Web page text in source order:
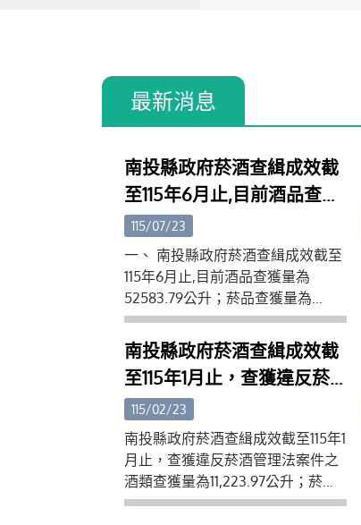
最新消息
南投縣政府菸酒查緝成效截
至115年6月止,目前酒品查獲
量為52583.79公升；菸品查
獲量為32712包。
115/07/23
一、 南投縣政府菸酒查緝成效截至
115年6月止,目前酒品查獲量為
52583.79公升；菸品查獲量為
32712包。二、 縣政府呼籲菸酒業
者勿販售來歷不明、價格明顯不合
理之菸酒品，以免觸法，也請民眾
如發現產製、販賣私劣違法菸酒品
情形請勇於舉發，本府提供檢舉專
線電話049-2243741。
南投縣政府菸酒查緝成效截
至115年1月止，查獲違反菸
酒管理法案件之酒類查獲量
為11,223.97公升；菸類查獲
量為13,700包。
115/02/23
南投縣政府菸酒查緝成效截至115年1
月止，查獲違反菸酒管理法案件之
酒類查獲量為11,223.97公升；菸類
查獲量為13,700包。縣府呼籲菸酒